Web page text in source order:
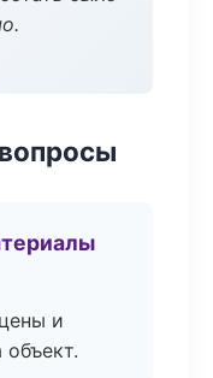
и
объект.